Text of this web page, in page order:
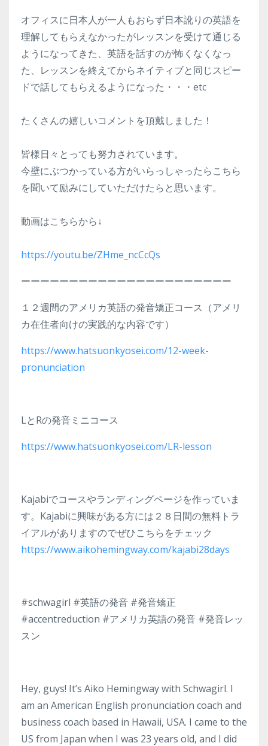
オフィスに日本人が一人もおらず日本訛りの英語を
理解してもらえなかったがレッスンを受けて通じる
ようになってきた、英語を話すのが怖くなくなっ
た、レッスンを終えてからネイティブと同じスピー
ドで話してもらえるようになった・・・etc
たくさんの嬉しいコメントを頂戴しました！
皆様日々とっても努力されています。
今壁にぶつかっている方がいらっしゃったらこちら
を聞いて励みにしていただけたらと思います。
動画はこちらから↓
https://youtu.be/ZHme_ncCcQs
ーーーーーーーーーーーーーーーーーーーーーー
１２週間のアメリカ英語の発音矯正コース（アメリ
カ在住者向けの実践的な内容です）
https://www.hatsuonkyosei.com/12-week-
pronunciation
LとRの発音ミニコース
https://www.hatsuonkyosei.com/LR-lesson
Kajabiでコースやランディングページを作っていま
す。Kajabiに興味がある方には２８日間の無料トラ
イアルがありますのでぜひこちらをチェック
https://www.aikohemingway.com/kajabi28days
#schwagirl #英語の発音 #発音矯正
#accentreduction #アメリカ英語の発音 #発音レッ
スン
Hey, guys! It’s Aiko Hemingway with Schwagirl. I
am an American English pronunciation coach and
business coach based in Hawaii, USA. I came to the
US from Japan when I was 23 years old, and I did